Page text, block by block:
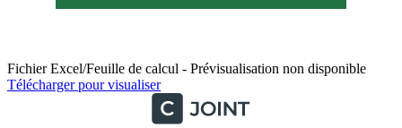
Fichier Excel/Feuille de calcul - Prévisualisation non disponible
Télécharger pour visualiser